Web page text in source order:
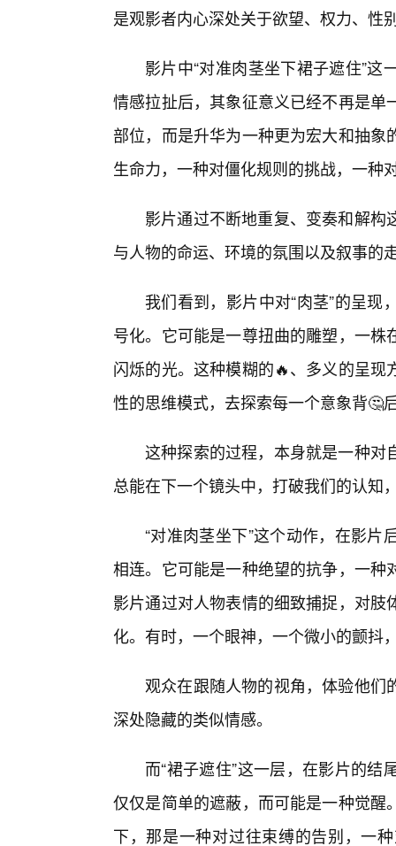
是观影者内心深处关于欲望、权力、性
影片中“对准肉茎坐下裙子遮住”
情感拉扯后，其象征意义已经不再是
部位，而是升华为一种更为宏大和抽
生命力，一种对僵化规则的挑战，一种
影片通过不断地重复、变奏和解
与人物的命运、环境的氛围以及叙事的
我们看到，影片中对“肉茎”的呈
号化。它可能是一尊扭曲的雕塑，一
闪烁的光。这种模糊的🔥、多义的呈
性的思维模式，去探索每一个意象背🤔
这种探索的过程，本身就是一种对
总能在下一个镜头中，打破我们的认知
“对准肉茎坐下”这个动作，在影
相连。它可能是一种绝望的抗争，一
影片通过对人物表情的细致捕捉，对
化。有时，一个眼神，一个微小的颤抖
观众在跟随人物的视角，体验他
深处隐藏的类似情感。
而“裙子遮住”这一层，在影片的
仅仅是简单的遮蔽，而可能是一种觉
下，那是一种对过往束缚的告别，一